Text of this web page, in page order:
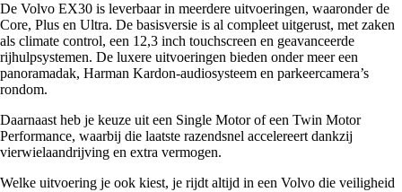
De Volvo EX30 is leverbaar in meerdere uitvoeringen, waaronder de
Core, Plus en Ultra. De basisversie is al compleet uitgerust, met zaken
als climate control, een 12,3 inch touchscreen en geavanceerde
rijhulpsystemen. De luxere uitvoeringen bieden onder meer een
panoramadak, Harman Kardon-audiosysteem en parkeercamera’s
rondom.
Daarnaast heb je keuze uit een Single Motor of een Twin Motor
Performance, waarbij die laatste razendsnel accelereert dankzij
vierwielaandrijving en extra vermogen.
Welke uitvoering je ook kiest, je rijdt altijd in een Volvo die veiligheid